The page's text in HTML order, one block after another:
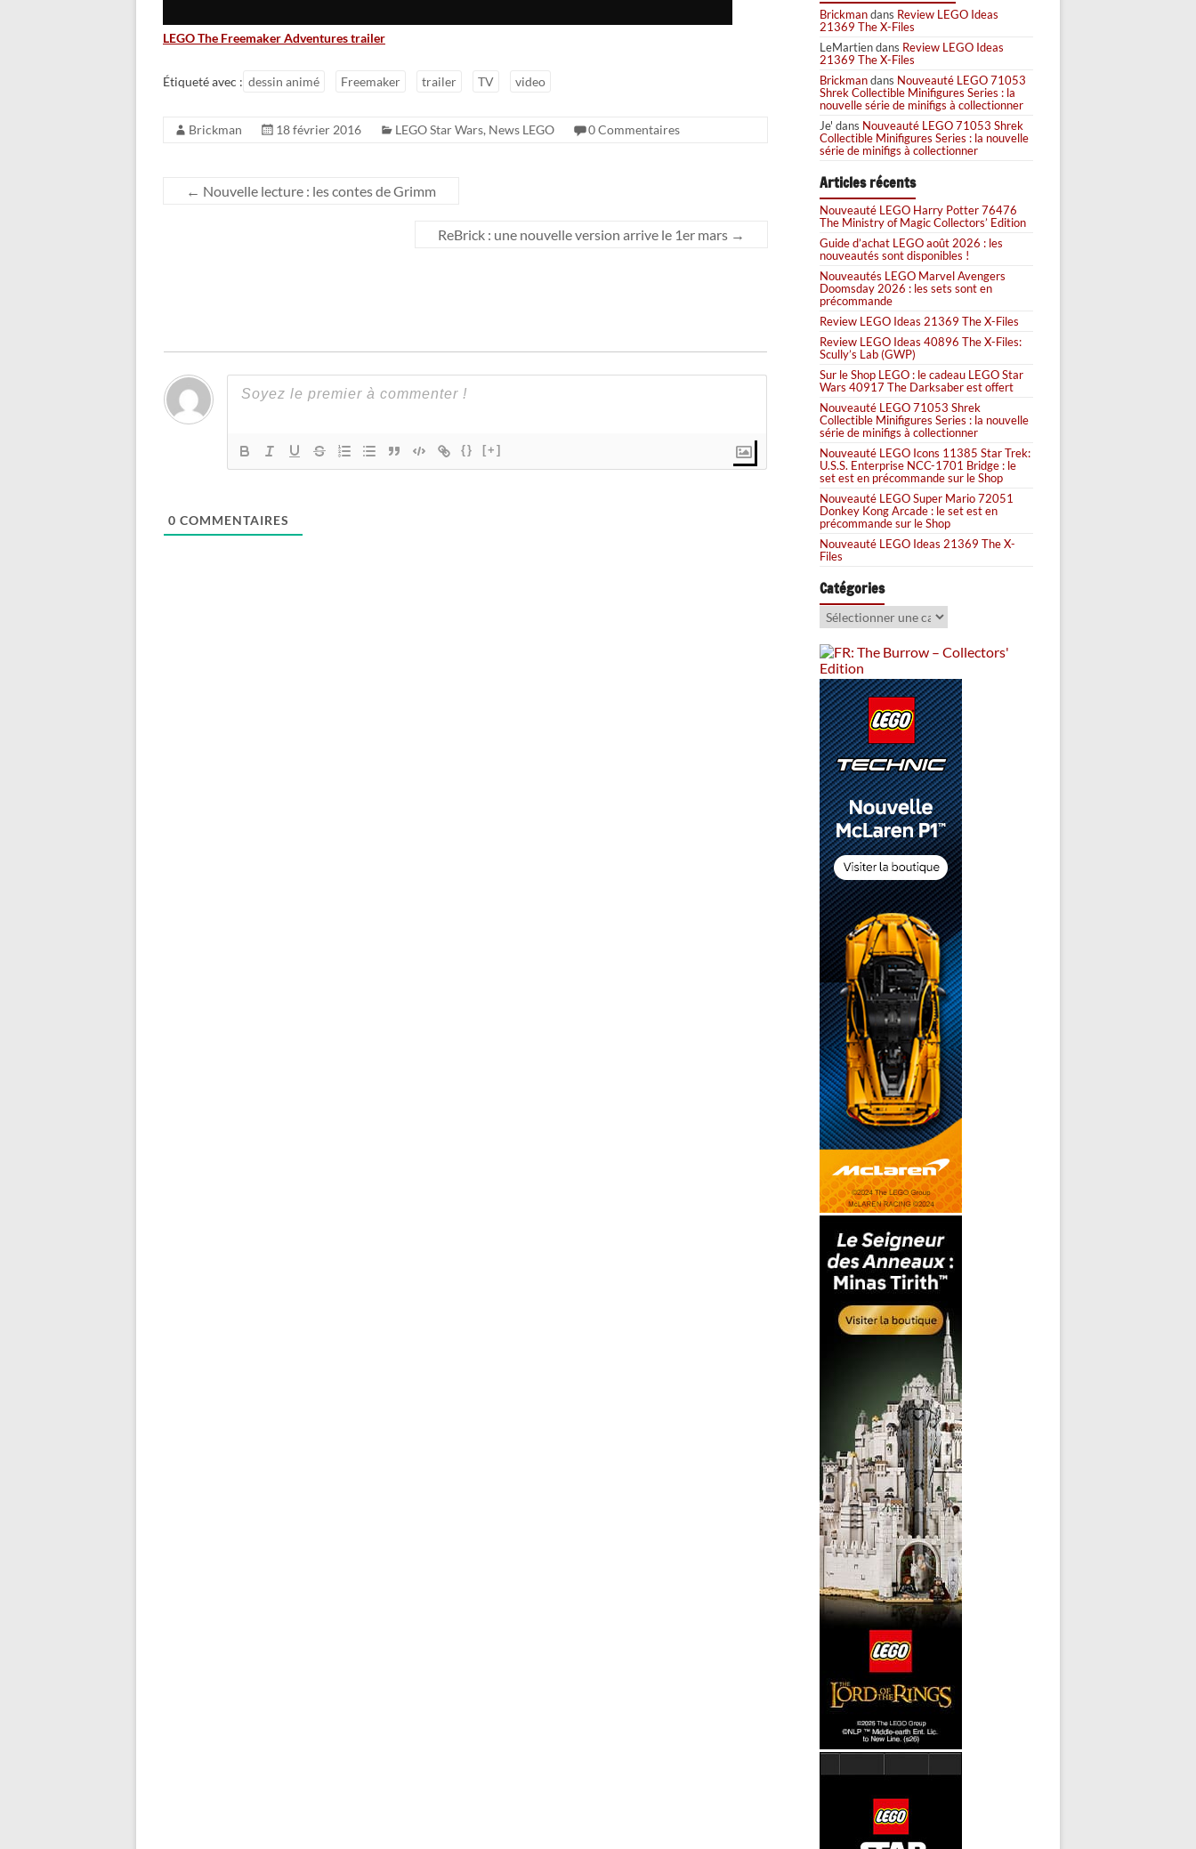
LEGO The Freemaker Adventures trailer
Étiqueté avec : dessin animé Freemaker trailer TV video
Brickman 18 février 2016 LEGO Star Wars, News LEGO 0 Commentaires
← Nouvelle lecture : les contes de Grimm
ReBrick : une nouvelle version arrive le 1er mars →
{} [+]
0 COMMENTAIRES
Brickmandans Review LEGO Ideas
21369 The X-Files
LeMartiendans Review LEGO Ideas
21369 The X-Files
Brickmandans Nouveauté LEGO 71053
Shrek Collectible Minifigures Series : la
nouvelle série de minifigs à collectionner
Je' dans Nouveauté LEGO 71053 Shrek
Collectible Minifigures Series : la nouvelle
série de minifigs à collectionner
Articles récents
Nouveauté LEGO Harry Potter 76476
The Ministry of Magic Collectors’ Edition
Guide d’achat LEGO août 2026 : les
nouveautés sont disponibles !
Nouveautés LEGO Marvel Avengers
Doomsday 2026 : les sets sont en
précommande
Review LEGO Ideas 21369 The X-Files
Review LEGO Ideas 40896 The X-Files:
Scully’s Lab (GWP)
Sur le Shop LEGO : le cadeau LEGO Star
Wars 40917 The Darksaber est offert
Nouveauté LEGO 71053 Shrek
Collectible Minifigures Series : la nouvelle
série de minifigs à collectionner
Nouveauté LEGO Icons 11385 Star Trek:
U.S.S. Enterprise NCC-1701 Bridge : le
set est en précommande sur le Shop
Nouveauté LEGO Super Mario 72051
Donkey Kong Arcade : le set est en
précommande sur le Shop
Nouveauté LEGO Ideas 21369 The X-
Files
Catégories
Catégories